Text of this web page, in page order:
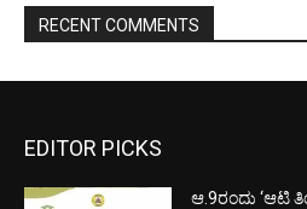
RECENT COMMENTS
EDITOR PICKS
ಆ.9ರಂದು ‘ಆಟಿ